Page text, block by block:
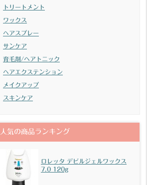
トリートメント
ワックス
ヘアスプレー
サンケア
育毛剤/ヘアトニック
ヘアエクステンション
メイクアップ
スキンケア
人気の商品ランキング
ロレッタ デビルジェルワックス
7.0 120g